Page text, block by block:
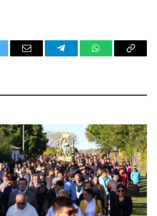
Email TelegramWhatsAppCopy